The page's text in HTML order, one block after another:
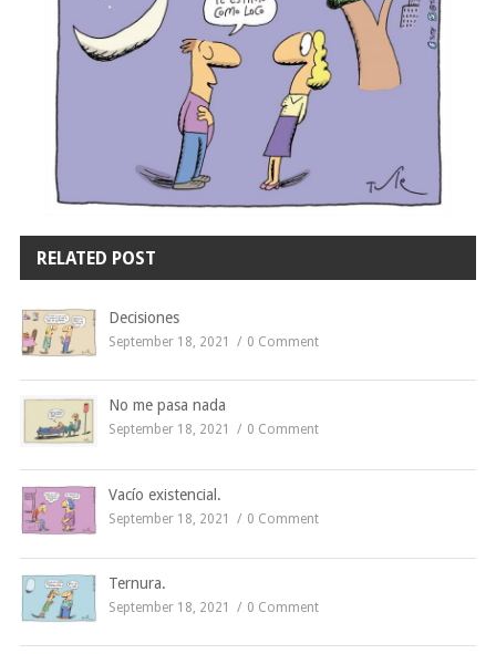
RELATED POST
Decisiones
September 18, 2021 0 Comment
No me pasa nada
September 18, 2021 0 Comment
Vacío existencial.
September 18, 2021 0 Comment
Ternura.
September 18, 2021 0 Comment